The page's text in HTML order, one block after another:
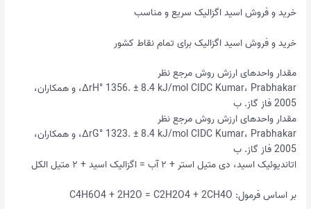
خرید و فروش اسید اگزالیک سریع و مناسب
خرید و فروش اسید اگزالیک برای تمام نقاط کشور
مقدار واحدهای ارزش روش مرجع نظر
ΔrH° 1356. ± 8.4 kJ/mol CIDC Kumar، Prabhakar، و همکاران،
2005 فاز گاز. ب
مقدار واحدهای ارزش روش مرجع نظر
ΔrG° 1323. ± 8.4 kJ/mol CIDC Kumar، Prabhakar، و همکاران،
2005 فاز گاز. ب
اتاندیوئیک اسید، دی متیل استر + ۲ آب = اگزالیک اسید + ۲ متیل الکل
بر اساس فرمول: C4H6O4 + 2H2O = C2H2O4 + 2CH4O